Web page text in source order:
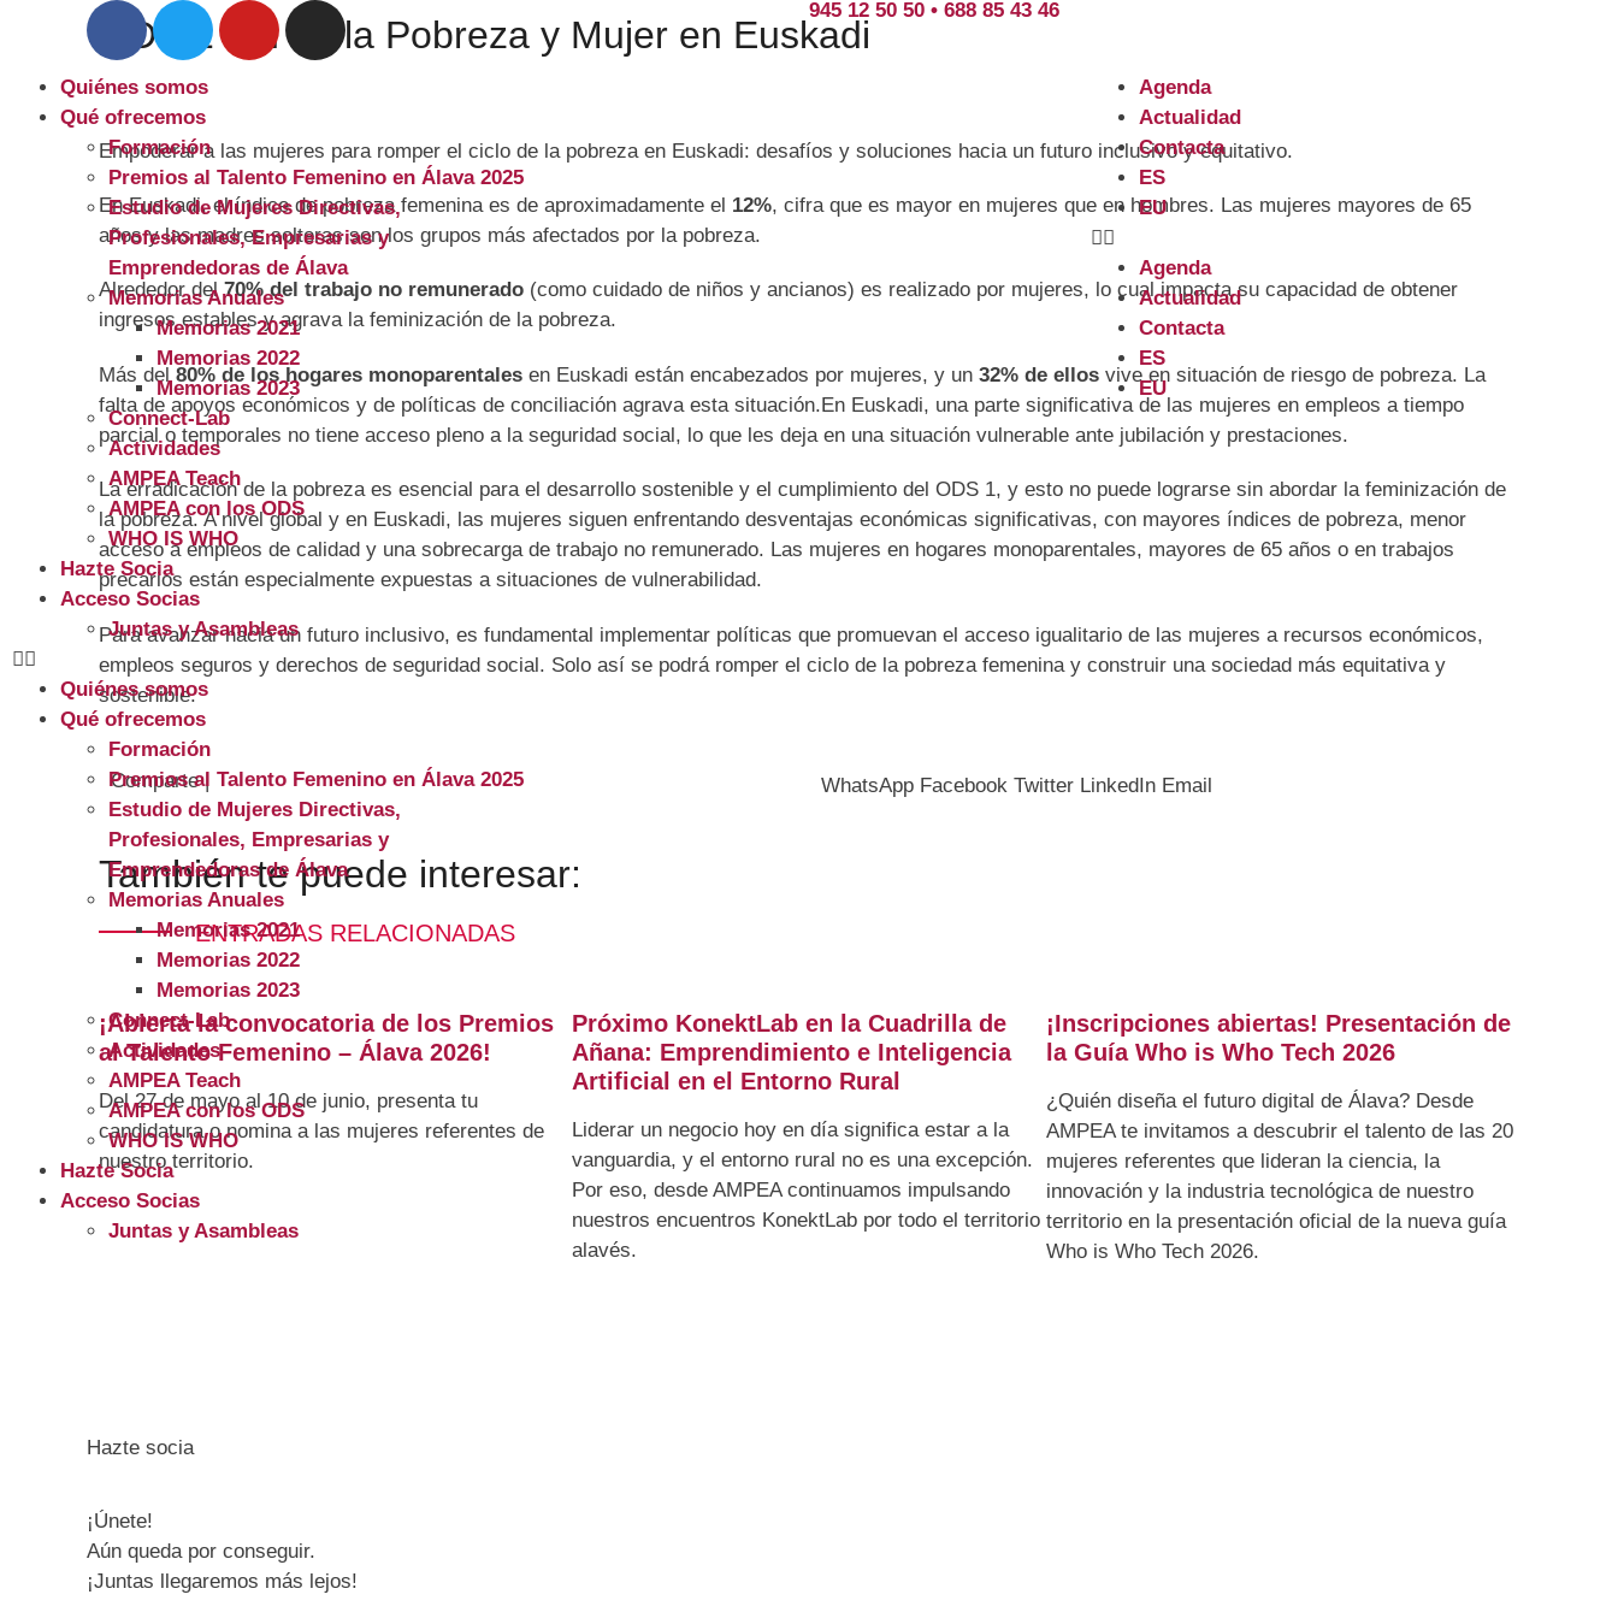
945 12 50 50 • 688 85 43 46
Quiénes somos
Qué ofrecemos
Formación
Premios al Talento Femenino en Álava 2025
Estudio de Mujeres Directivas,
Profesionales, Empresarias y
Emprendedoras de Álava
Memorias Anuales
Memorias 2021
Memorias 2022
Memorias 2023
Connect-Lab
Actividades
AMPEA Teach
AMPEA con los ODS
WHO IS WHO
Hazte Socia
Acceso Socias
Juntas y Asambleas
Quiénes somos
Qué ofrecemos
Formación
Premios al Talento Femenino en Álava 2025
Estudio de Mujeres Directivas,
Profesionales, Empresarias y
Emprendedoras de Álava
Memorias Anuales
Memorias 2021
Memorias 2022
Memorias 2023
Connect-Lab
Actividades
AMPEA Teach
AMPEA con los ODS
WHO IS WHO
Hazte Socia
Acceso Socias
Juntas y Asambleas
Agenda
Actualidad
Contacta
ES
EU
Agenda
Actualidad
Contacta
ES
EU
ODS 1 Fin de la Pobreza y Mujer en Euskadi
Empoderar a las mujeres para romper el ciclo de la pobreza en Euskadi: desafíos y soluciones hacia un futuro inclusivo y equitativo.
En Euskadi, el índice de pobreza femenina es de aproximadamente el 12%, cifra que es mayor en mujeres que en hombres. Las mujeres mayores de 65
años y las madres solteras son los grupos más afectados por la pobreza.
Alrededor del70% del trabajo no remunerado (como cuidado de niños y ancianos) es realizado por mujeres, lo cual impacta su capacidad de obtener
ingresos estables y agrava la feminización de la pobreza.
Más del 80% de los hogares monoparentales en Euskadi están encabezados por mujeres, y un 32% de ellos vive en situación de riesgo de pobreza. La
falta de apoyos económicos y de políticas de conciliación agrava esta situación.En Euskadi, una parte significativa de las mujeres en empleos a tiempo
parcial o temporales no tiene acceso pleno a la seguridad social, lo que les deja en una situación vulnerable ante jubilación y prestaciones.
La erradicación de la pobreza es esencial para el desarrollo sostenible y el cumplimiento del ODS 1, y esto no puede lograrse sin abordar la feminización de
la pobreza. A nivel global y en Euskadi, las mujeres siguen enfrentando desventajas económicas significativas, con mayores índices de pobreza, menor
acceso a empleos de calidad y una sobrecarga de trabajo no remunerado. Las mujeres en hogares monoparentales, mayores de 65 años o en trabajos
precarios están especialmente expuestas a situaciones de vulnerabilidad.
Para avanzar hacia un futuro inclusivo, es fundamental implementar políticas que promuevan el acceso igualitario de las mujeres a recursos económicos,
empleos seguros y derechos de seguridad social. Solo así se podrá romper el ciclo de la pobreza femenina y construir una sociedad más equitativa y
sostenible.
Comparte | WhatsApp Facebook Twitter LinkedIn Email
También te puede interesar:
ENTRADAS RELACIONADAS
¡Abierta la convocatoria de los Premios
al Talento Femenino – Álava 2026!
Del 27 de mayo al 10 de junio, presenta tu
candidatura o nomina a las mujeres referentes de
nuestro territorio.
Próximo KonektLab en la Cuadrilla de
Añana: Emprendimiento e Inteligencia
Artificial en el Entorno Rural
Liderar un negocio hoy en día significa estar a la
vanguardia, y el entorno rural no es una excepción.
Por eso, desde AMPEA continuamos impulsando
nuestros encuentros KonektLab por todo el territorio
alavés.
¡Inscripciones abiertas! Presentación de
la Guía Who is Who Tech 2026
¿Quién diseña el futuro digital de Álava? Desde
AMPEA te invitamos a descubrir el talento de las 20
mujeres referentes que lideran la ciencia, la
innovación y la industria tecnológica de nuestro
territorio en la presentación oficial de la nueva guía
Who is Who Tech 2026.
Hazte socia
¡Únete!
Aún queda por conseguir.
¡Juntas llegaremos más lejos!